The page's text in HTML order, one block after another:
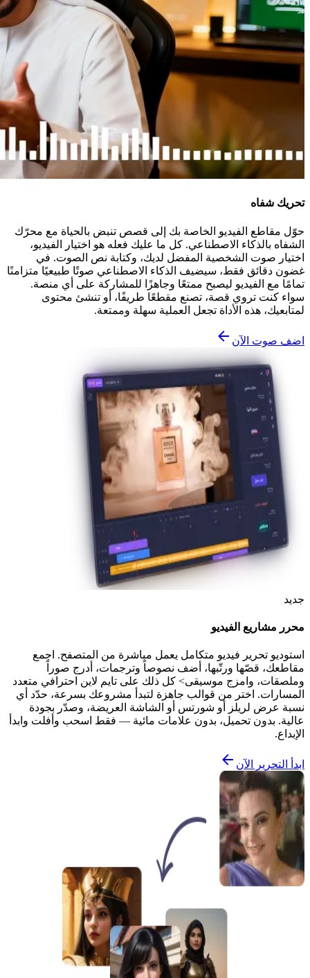
تحريك شفاه
حوّل مقاطع الفيديو الخاصة بك إلى قصص تنبض بالحياة مع محرّك
الشفاه بالذكاء الاصطناعي. كل ما عليك فعله هو اختيار الفيديو،
اختيار صوت الشخصية المفضل لديك، وكتابة نص الصوت. في
غضون دقائق فقط، سيضيف الذكاء الاصطناعي صوتًا طبيعيًا متزامنًا
تمامًا مع الفيديو ليصبح ممتعًا وجاهزًا للمشاركة على أي منصة.
سواء كنت تروي قصة، تصنع مقطعًا طريفًا، أو تنشئ محتوى
لمتابعيك، هذه الأداة تجعل العملية سهلة وممتعة.
اضف صوت الآن
جديد
محرر مشاريع الفيديو
استوديو تحرير فيديو متكامل يعمل مباشرة من المتصفح. اجمع
مقاطعك، قصّها ورتّبها، أضف نصوصاً وترجمات، أدرج صوراً
وملصقات، وامزج موسيقى> كل ذلك على تايم لاين احترافي متعدد
المسارات. اختر من قوالب جاهزة لتبدأ مشروعك بسرعة، حدّد أي
نسبة عرض لريلز أو شورتس أو الشاشة العريضة، وصدّر بجودة
عالية. بدون تحميل، بدون علامات مائية — فقط اسحب وأفلت وابدأ
الإبداع.
ابدأ التحرير الآن